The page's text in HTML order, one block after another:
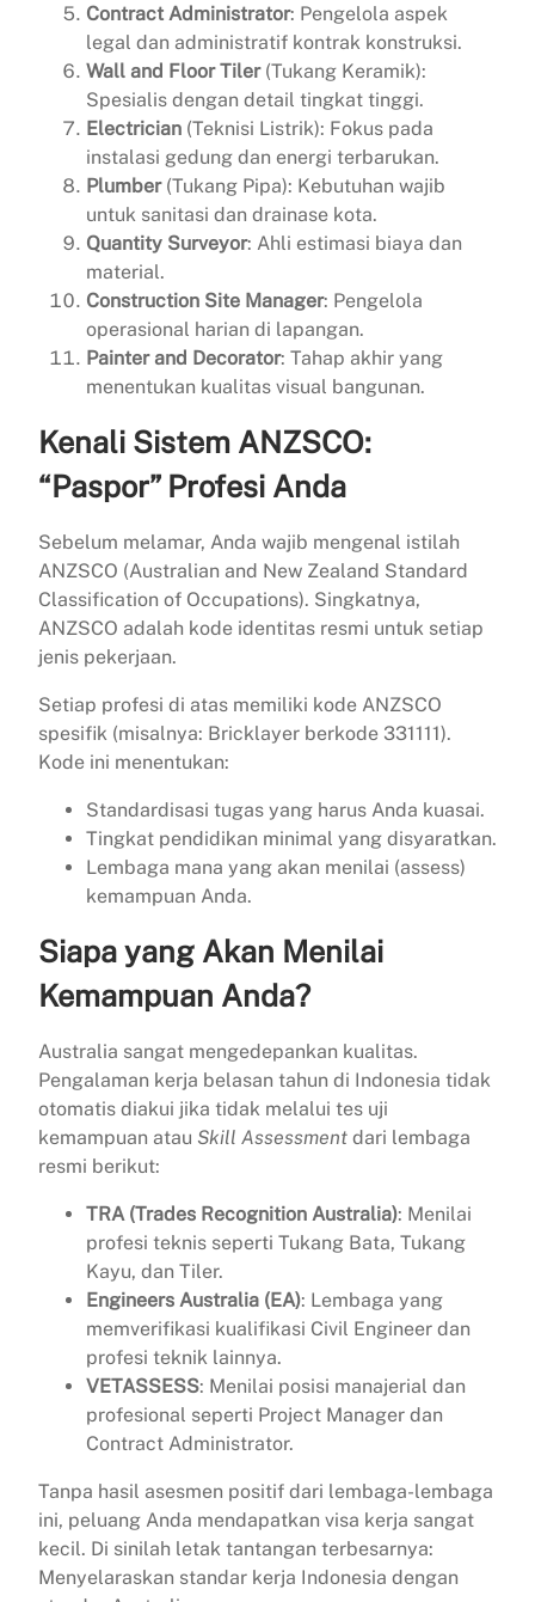
Contract Administrator: Pengelola aspek
legal dan administratif kontrak konstruksi.
Wall and Floor Tiler(Tukang Keramik):
Spesialis dengan detail tingkat tinggi.
Electrician (Teknisi Listrik): Fokus pada
instalasi gedung dan energi terbarukan.
Plumber(Tukang Pipa): Kebutuhan wajib
untuk sanitasi dan drainase kota.
Quantity Surveyor: Ahli estimasi biaya dan
material.
Construction Site Manager: Pengelola
operasional harian di lapangan.
Painter and Decorator: Tahap akhir yang
menentukan kualitas visual bangunan.
Kenali Sistem ANZSCO:
“Paspor” Profesi Anda
Sebelum melamar, Anda wajib mengenal istilah
ANZSCO (Australian and New Zealand Standard
Classification of Occupations). Singkatnya,
ANZSCO adalah kode identitas resmi untuk setiap
jenis pekerjaan.
Setiap profesi di atas memiliki kode ANZSCO
spesifik (misalnya: Bricklayer berkode 331111).
Kode ini menentukan:
Standardisasi tugas yang harus Anda kuasai.
Tingkat pendidikan minimal yang disyaratkan.
Lembaga mana yang akan menilai (assess)
kemampuan Anda.
Siapa yang Akan Menilai
Kemampuan Anda?
Australia sangat mengedepankan kualitas.
Pengalaman kerja belasan tahun di Indonesia tidak
otomatis diakui jika tidak melalui tes uji
kemampuan atau Skill Assessment dari lembaga
resmi berikut:
TRA (Trades Recognition Australia): Menilai
profesi teknis seperti Tukang Bata, Tukang
Kayu, dan Tiler.
Engineers Australia (EA): Lembaga yang
memverifikasi kualifikasi Civil Engineer dan
profesi teknik lainnya.
VETASSESS: Menilai posisi manajerial dan
profesional seperti Project Manager dan
Contract Administrator.
Tanpa hasil asesmen positif dari lembaga-lembaga
ini, peluang Anda mendapatkan visa kerja sangat
kecil. Di sinilah letak tantangan terbesarnya:
Menyelaraskan standar kerja Indonesia dengan